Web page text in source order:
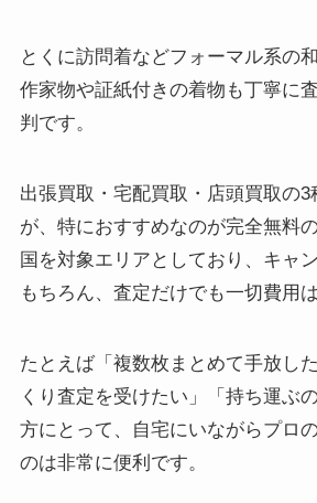
とくに訪問着などフォーマル系の
作家物や証紙付きの着物も丁寧に
判です。
出張買取・宅配買取・店頭買取の
が、特におすすめなのが完全無料
国を対象エリアとしており、キャ
もちろん、査定だけでも一切費用
たとえば「複数枚まとめて手放し
くり査定を受けたい」「持ち運ぶ
方にとって、自宅にいながらプロ
のは非常に便利です。